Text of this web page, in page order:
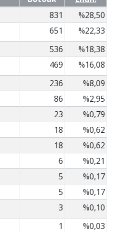
831
%28,50
651
%22,33
536
%18,38
469
%16,08
236
%8,09
86
%2,95
23
%0,79
18
%0,62
18
%0,62
6
%0,21
5
%0,17
5
%0,17
3
%0,10
1
%0,03